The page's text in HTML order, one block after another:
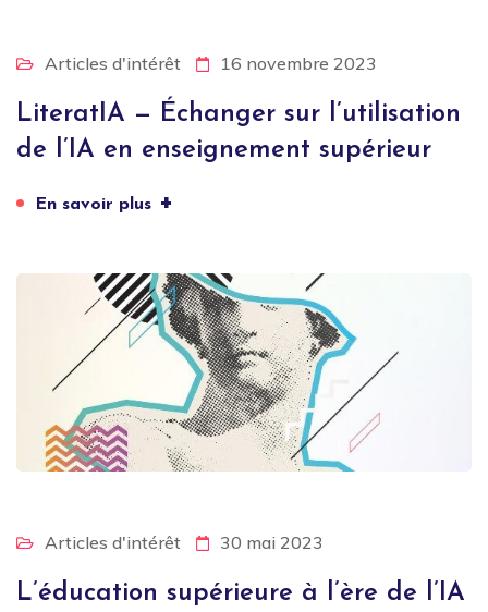
Articles d'intérêt 16 novembre 2023
LiteratIA — Échanger sur l’utilisation
de l’IA en enseignement supérieur
En savoir plus +
Articles d'intérêt 30 mai 2023
L’éducation supérieure à l’ère de l’IA